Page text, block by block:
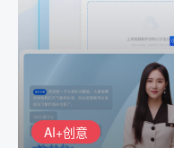
AI+创意
精品声音复刻
AI+创意：AIGC 能力集中
展示窗口，体验 AIGC 给
生活和生产带来的改变